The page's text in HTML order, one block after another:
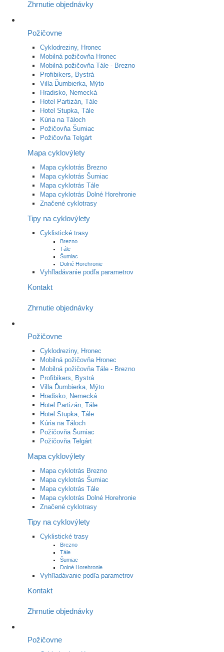
Zhrnutie objednávky
Požičovne
Cyklodreziny, Hronec
Mobilná požičovňa Hronec
Mobilná požičovňa Tále - Brezno
Profibikers, Bystrá
Villa Ďumbierka, Mýto
Hradisko, Nemecká
Hotel Partizán, Tále
Hotel Stupka, Tále
Kúria na Táloch
Požičovňa Šumiac
Požičovňa Telgárt
Mapa cyklovýlety
Mapa cyklotrás Brezno
Mapa cyklotrás Šumiac
Mapa cyklotrás Tále
Mapa cyklotrás Dolné Horehronie
Značené cyklotrasy
Tipy na cyklovýlety
Cyklistické trasy
Brezno
Tále
Šumiac
Dolné Horehronie
Vyhľladávanie podľa parametrov
Kontakt
Zhrnutie objednávky
Požičovne
Cyklodreziny, Hronec
Mobilná požičovňa Hronec
Mobilná požičovňa Tále - Brezno
Profibikers, Bystrá
Villa Ďumbierka, Mýto
Hradisko, Nemecká
Hotel Partizán, Tále
Hotel Stupka, Tále
Kúria na Táloch
Požičovňa Šumiac
Požičovňa Telgárt
Mapa cyklovýlety
Mapa cyklotrás Brezno
Mapa cyklotrás Šumiac
Mapa cyklotrás Tále
Mapa cyklotrás Dolné Horehronie
Značené cyklotrasy
Tipy na cyklovýlety
Cyklistické trasy
Brezno
Tále
Šumiac
Dolné Horehronie
Vyhľladávanie podľa parametrov
Kontakt
Zhrnutie objednávky
Požičovne